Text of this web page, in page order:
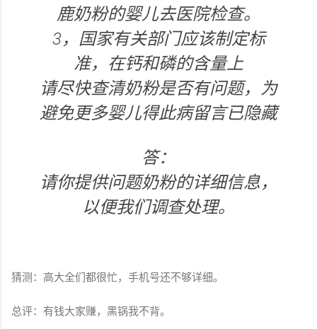
鹿奶粉的婴儿去医院检查。
3，国家有关部门应该制定标
准，在钙和磷的含量上
请尽快查清奶粉是否有问题，为
避免更多婴儿得此病留言已隐藏
答：
请你提供问题奶粉的详细信息，
以便我们调查处理。
猜测：高大全们都很忙，手机号还不够详细。
总评：有钱大家赚，黑锅我不背。